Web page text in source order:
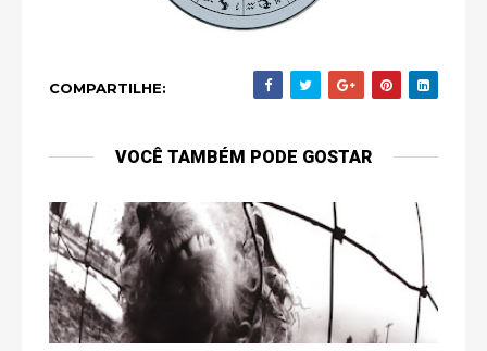
COMPARTILHE:
VOCÊ TAMBÉM PODE GOSTAR